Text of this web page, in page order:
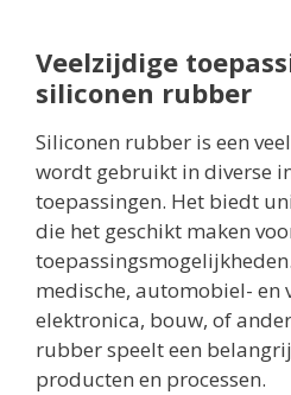
Veelzijdige
siliconen rubber
Siliconen rubber is een
wordt gebruikt in diverse
toepassingen. Het biedt
die het geschikt maken
medische, automobiel- en
elektronica, bouw, of
rubber speelt een
producten en processen.